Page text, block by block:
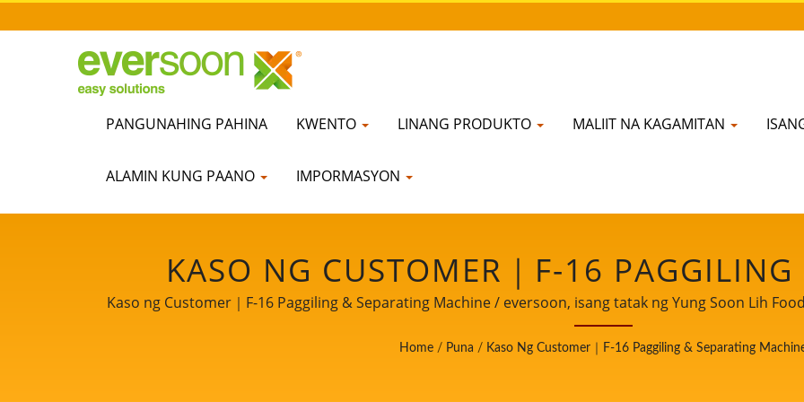
PANGUNAHING PAHINA KWENTO LINANG PRODUKTO MALIIT NA KAGAMITAN
ALAMIN KUNG PAANO IMPORMASYON
KASO NG CUSTOMER｜F-16
MACHINE / PROPESYONAL NA SUPPLIER
PAGPROSESO NG SOYBEAN PARA SA 32
YUNG SOON LIH FOOD MACHINE
Kaso ng Customer｜F-16 Paggiling & Separating Machine / eversoon, isang tatak ng Yung Soon Lih
Milk at Tofu Machines. Bilang tagapangalaga ng kaligtasan sa pagkain, ibinabahagi namin ang aming
karanasan sa produksyon ng Tofu sa aming mga pandaigdigang customer. Hayaan kaming maging
Home / Puna / Kaso Ng Customer｜F-16 Paggiling & Separating